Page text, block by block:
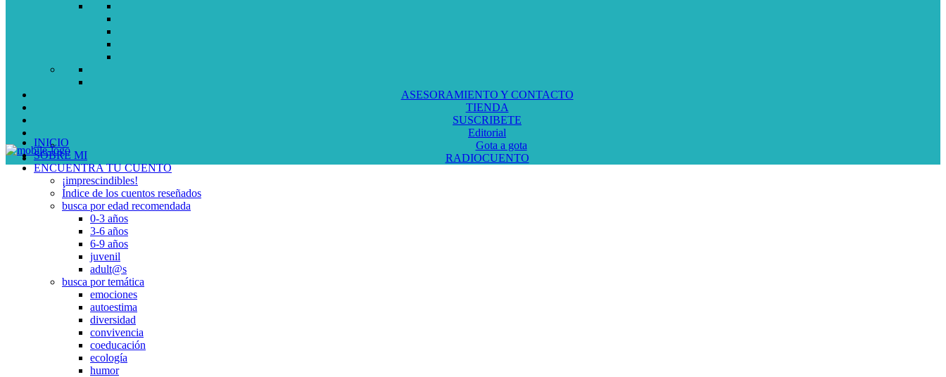
ASESORAMIENTO Y CONTACTO
TIENDA
SUSCRIBETE
Editorial
Gota a gota
RADIOCUENTO
INICIO
SOBRE MI
ENCUENTRA TU CUENTO
¡imprescindibles!
Índice de los cuentos reseñados
busca por edad recomendada
0-3 años
3-6 años
6-9 años
juvenil
adult@s
busca por temática
emociones
autoestima
diversidad
convivencia
coeducación
ecología
humor